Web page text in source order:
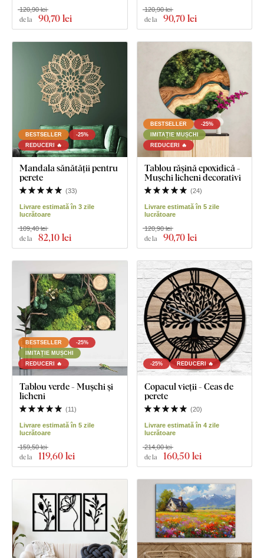
de la 90,70 lei
120,90 lei
de la 90,70 lei
120,90 lei
BESTSELLER
-25%
REDUCERI 🔥
Mandala sănătății pentru
perete
(33)
Livrare estimată în 3 zile
lucrătoare
de la 82,10 lei
109,40 lei
BESTSELLER
-25%
IMITAȚIE MUȘCHI
REDUCERI 🔥
Tablou rășină epoxidică -
Mușchi licheni decorativi
(24)
Livrare estimată în 5 zile
lucrătoare
de la 90,70 lei
120,90 lei
BESTSELLER
-25%
IMITAȚIE MUȘCHI
REDUCERI 🔥
Tablou verde - Mușchi și
licheni
(11)
Livrare estimată în 5 zile
lucrătoare
de la 119,60 lei
159,50 lei
-25% REDUCERI 🔥
Copacul vieții - Ceas de
perete
(20)
Livrare estimată în 4 zile
lucrătoare
de la 160,50 lei
214,00 lei